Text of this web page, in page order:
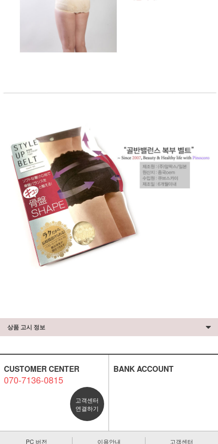
상품 고시 정보
CUSTOMER CENTER
070-7136-0815
고객센터
연결하기
BANK ACCOUNT
PC 버전 이용안내 고객센터